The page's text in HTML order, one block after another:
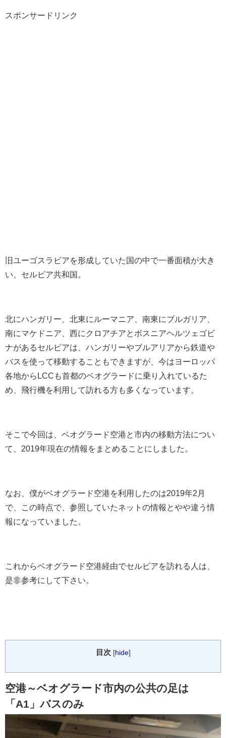
スポンサードリンク
旧ユーゴスラビアを形成していた国の中で一番面積が大き
い、セルビア共和国。
北にハンガリー、北東にルーマニア、南東にブルガリア、
南にマケドニア、西にクロアチアとボスニアヘルツェゴビ
ナがあるセルビアは、ハンガリーやブルアリアから鉄道や
バスを使って移動することもできますが、今はヨーロッパ
各地からLCCも首都のベオグラードに乗り入れているた
め、飛行機を利用して訪れる方も多くなっています。
そこで今回は、ベオグラード空港と市内の移動方法につい
て、2019年現在の情報をまとめることにしました。
なお、僕がベオグラード空港を利用したのは2019年2月
で、この時点で、参照していたネットの情報とやや違う情
報になっていました。
これからベオグラード空港経由でセルビアを訪れる人は、
是非参考にして下さい。
目次 [hide]
空港～ベオグラード市内の公共の足は
「A1」バスのみ